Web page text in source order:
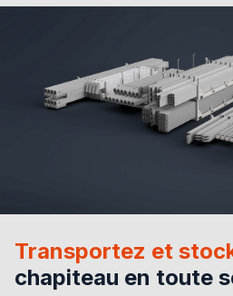
Transportez et
chapiteau en toute